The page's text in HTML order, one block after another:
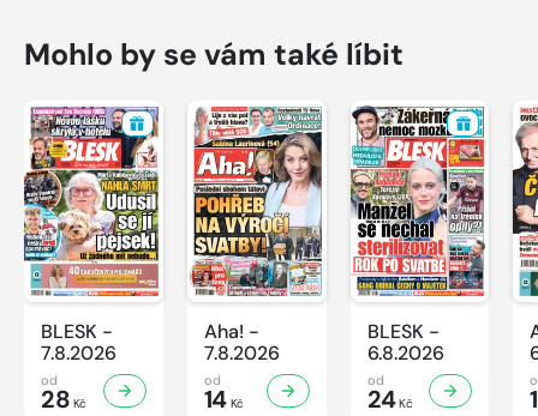
Mohlo by se vám také líbit
BLESK -
7.8.2026
od
28 Kč
Aha! -
7.8.2026
od
14Kč
BLESK -
6.8.2026
od
24Kč